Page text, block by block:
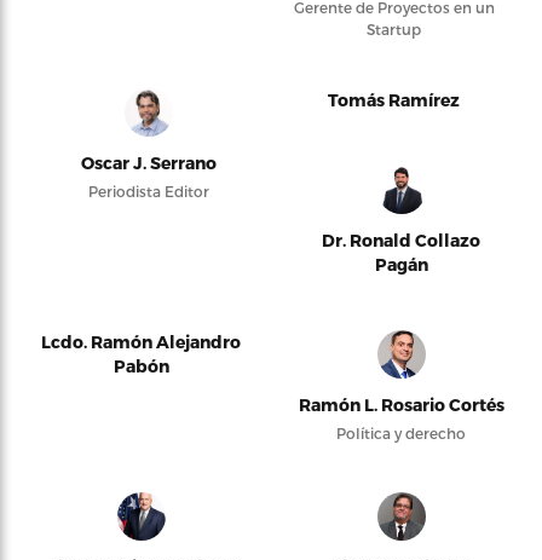
Gerente de Proyectos en un
Startup
Oscar J. Serrano
Periodista Editor
Tomás Ramírez
Dr. Ronald Collazo
Pagán
Lcdo. Ramón Alejandro
Pabón
Ramón L. Rosario Cortés
Política y derecho